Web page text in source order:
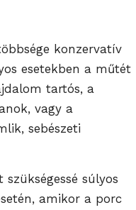
konzervatív
esetekben a műtét
tartós, a
vagy a
sebészeti
súlyos
amikor a porc